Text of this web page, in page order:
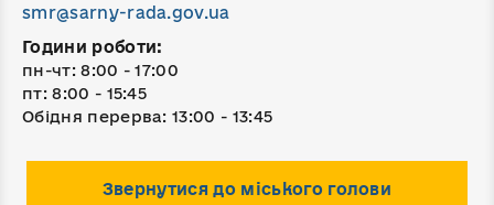
smr@sarny-rada.gov.ua
Години роботи:
пн-чт: 8:00 - 17:00
пт: 8:00 - 15:45
Обідня перерва: 13:00 - 13:45
Звернутися до міського голови